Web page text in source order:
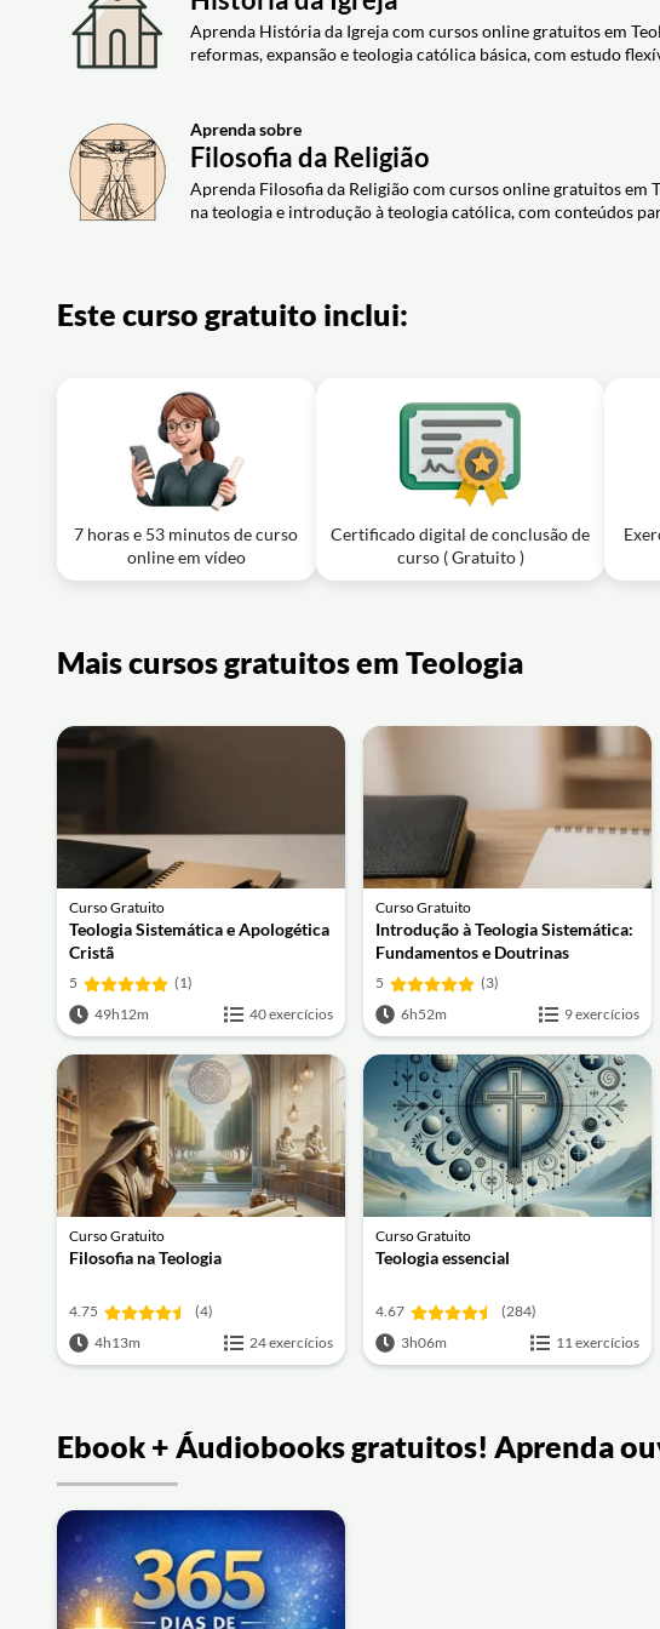
Papal e Tradições
Exercício: Segundo a teologia católica, qual é a relação correta entre
Aula em vídeo: 11ª aula do Curso de Iniciação a
a Filosofia
Aprenda História da Igreja com cursos online gratuitos em
reformas, expansão e teologia católica básica, com estudo
Aprenda sobre
Filosofia da Religião
Aprenda Filosofia da Religião com cursos online gratuitos em
na teologia e introdução à teologia católica, com conteúdos
Este curso gratuito inclui:
7 horas e 53 minutos de curso
online em vídeo
Certificado digital de conclusão de
curso ( Gratuito )
Mais cursos gratuitos em Teologia
Curso Gratuito
Teologia Sistemática e Apologética
Cristã
5
(1)
49h12m
40 exercícios
Curso Gratuito
Introdução à Teologia Sistemática:
Fundamentos e Doutrinas
Essenciais
5
(3)
6h52m
9 exercícios
Curso Gratuito
Filosofia na Teologia
4.75
(4)
4h13m
24 exercícios
Curso Gratuito
Teologia essencial
4.67
(284)
3h06m
11 exercícios
Ebook + Áudiobooks gratuitos! Aprenda